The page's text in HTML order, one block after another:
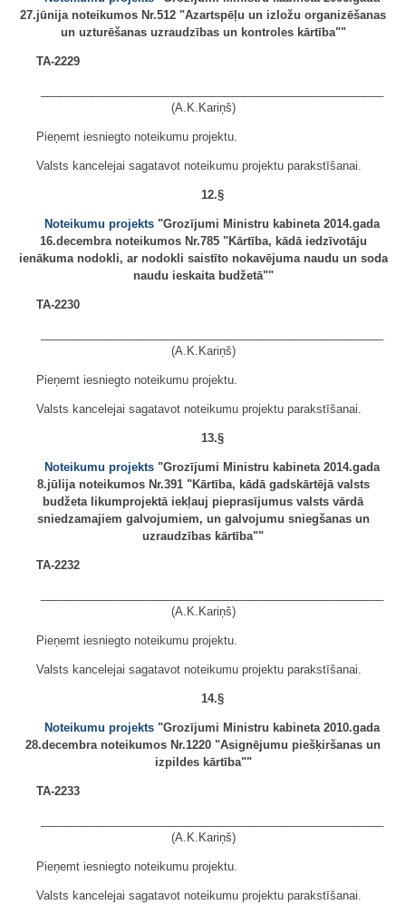
27.jūnija noteikumos Nr.512 "Azartspēļu un izložu organizēšanas
un uzturēšanas uzraudzības un kontroles kārtība""
TA-2229
(A.K.Kariņš)
Pieņemt iesniegto noteikumu projektu.
Valsts kancelejai sagatavot noteikumu projektu parakstīšanai.
12.§
Noteikumu projekts "Grozījumi Ministru kabineta 2014.gada
16.decembra noteikumos Nr.785 "Kārtība, kādā iedzīvotāju
ienākuma nodokli, ar nodokli saistīto nokavējuma naudu un soda
naudu ieskaita budžetā""
TA-2230
(A.K.Kariņš)
Pieņemt iesniegto noteikumu projektu.
Valsts kancelejai sagatavot noteikumu projektu parakstīšanai.
13.§
Noteikumu projekts "Grozījumi Ministru kabineta 2014.gada
8.jūlija noteikumos Nr.391 "Kārtība, kādā gadskārtējā valsts
budžeta likumprojektā iekļauj pieprasījumus valsts vārdā
sniedzamajiem galvojumiem, un galvojumu sniegšanas un
uzraudzības kārtība""
TA-2232
(A.K.Kariņš)
Pieņemt iesniegto noteikumu projektu.
Valsts kancelejai sagatavot noteikumu projektu parakstīšanai.
14.§
Noteikumu projekts "Grozījumi Ministru kabineta 2010.gada
28.decembra noteikumos Nr.1220 "Asignējumu piešķiršanas un
izpildes kārtība""
TA-2233
(A.K.Kariņš)
Pieņemt iesniegto noteikumu projektu.
Valsts kancelejai sagatavot noteikumu projektu parakstīšanai.